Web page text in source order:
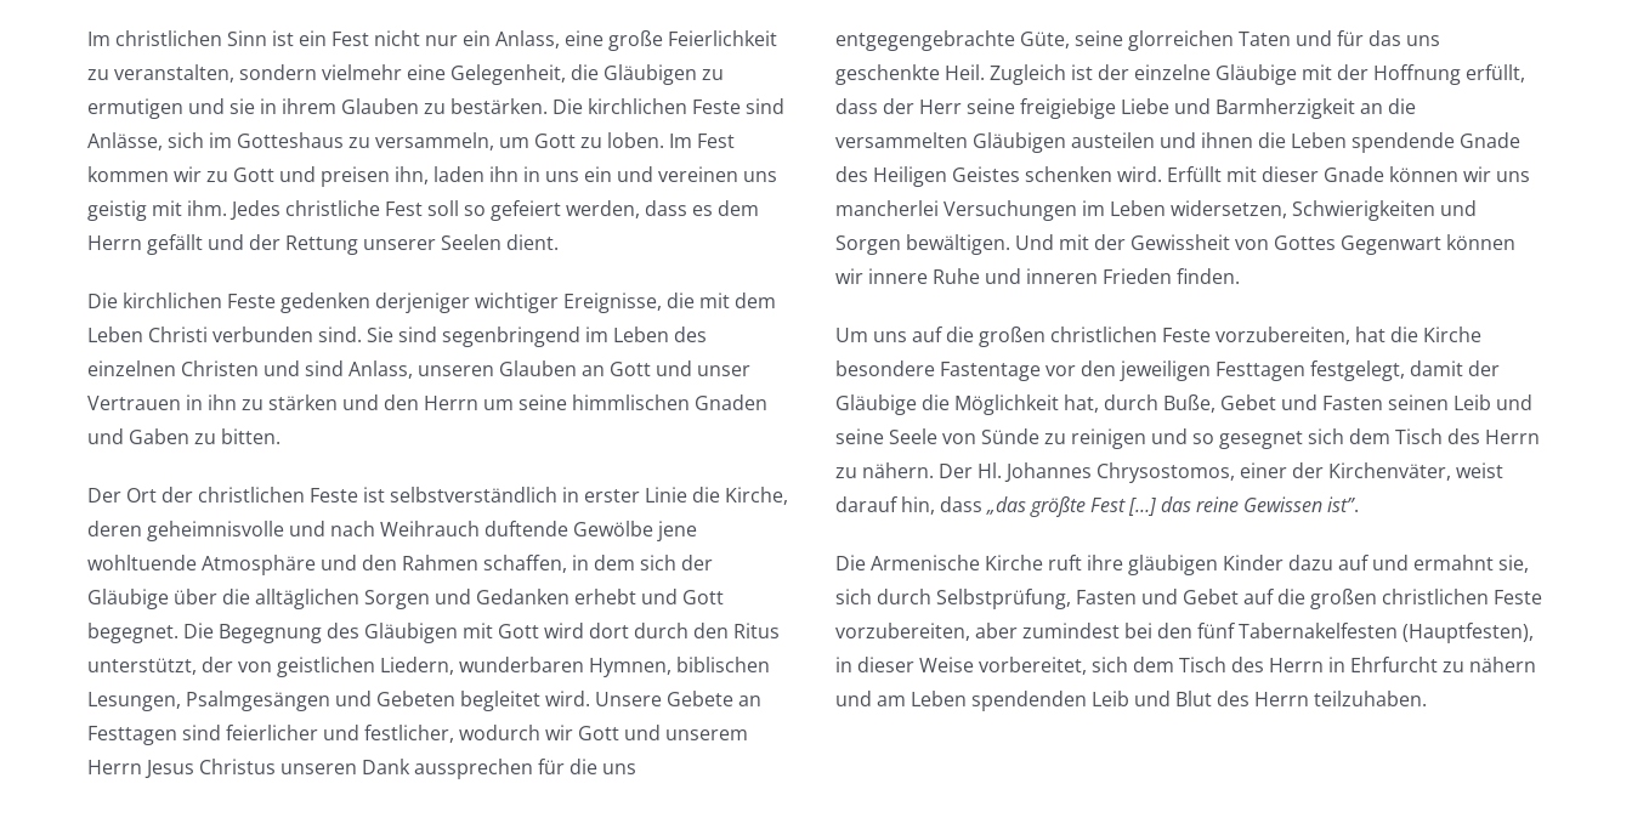
Im christlichen Sinn ist ein Fest nicht nur ein Anlass, eine große Feierlichkeit
zu veranstalten, sondern vielmehr eine Gelegenheit, die Gläubigen zu
ermutigen und sie in ihrem Glauben zu bestärken. Die kirchlichen Feste sind
Anlässe, sich im Gotteshaus zu versammeln, um Gott zu loben. Im Fest
kommen wir zu Gott und preisen ihn, laden ihn in uns ein und vereinen uns
geistig mit ihm. Jedes christliche Fest soll so gefeiert werden, dass es dem
Herrn gefällt und der Rettung unserer Seelen dient.
Die kirchlichen Feste gedenken derjeniger wichtiger Ereignisse, die mit dem
Leben Christi verbunden sind. Sie sind segenbringend im Leben des
einzelnen Christen und sind Anlass, unseren Glauben an Gott und unser
Vertrauen in ihn zu stärken und den Herrn um seine himmlischen Gnaden
und Gaben zu bitten.
Der Ort der christlichen Feste ist selbstverständlich in erster Linie die Kirche,
deren geheimnisvolle und nach Weihrauch duftende Gewölbe jene
wohltuende Atmosphäre und den Rahmen schaffen, in dem sich der
Gläubige über die alltäglichen Sorgen und Gedanken erhebt und Gott
begegnet. Die Begegnung des Gläubigen mit Gott wird dort durch den Ritus
unterstützt, der von geistlichen Liedern, wunderbaren Hymnen, biblischen
Lesungen, Psalmgesängen und Gebeten begleitet wird. Unsere Gebete an
Festtagen sind feierlicher und festlicher, wodurch wir Gott und unserem
Herrn Jesus Christus unseren Dank aussprechen für die uns
entgegengebrachte Güte, seine glorreichen Taten und für das uns
geschenkte Heil. Zugleich ist der einzelne Gläubige mit der Hoffnung erfüllt,
dass der Herr seine freigiebige Liebe und Barmherzigkeit an die
versammelten Gläubigen austeilen und ihnen die Leben spendende Gnade
des Heiligen Geistes schenken wird. Erfüllt mit dieser Gnade können wir uns
mancherlei Versuchungen im Leben widersetzen, Schwierigkeiten und
Sorgen bewältigen. Und mit der Gewissheit von Gottes Gegenwart können
wir innere Ruhe und inneren Frieden finden.
Um uns auf die großen christlichen Feste vorzubereiten, hat die Kirche
besondere Fastentage vor den jeweiligen Festtagen festgelegt, damit der
Gläubige die Möglichkeit hat, durch Buße, Gebet und Fasten seinen Leib und
seine Seele von Sünde zu reinigen und so gesegnet sich dem Tisch des Herrn
zu nähern. Der Hl. Johannes Chrysostomos, einer der Kirchenväter, weist
darauf hin, dass „das größte Fest […] das reine Gewissen ist”.
Die Armenische Kirche ruft ihre gläubigen Kinder dazu auf und ermahnt sie,
sich durch Selbstprüfung, Fasten und Gebet auf die großen christlichen Feste
vorzubereiten, aber zumindest bei den fünf Tabernakelfesten (Hauptfesten),
in dieser Weise vorbereitet, sich dem Tisch des Herrn in Ehrfurcht zu nähern
und am Leben spendenden Leib und Blut des Herrn teilzuhaben.